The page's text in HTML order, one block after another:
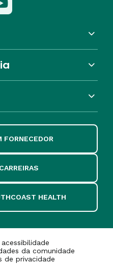
FORNECEDOR
HEALTH
da comunidade
de privacidade